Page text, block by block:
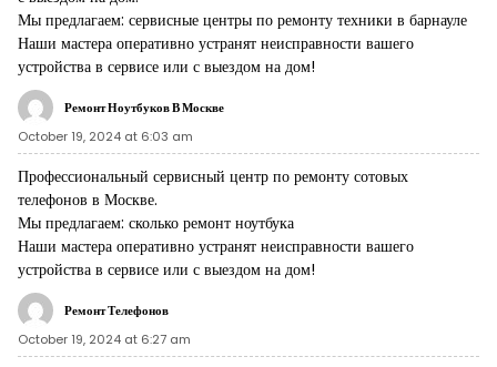
Мы предлагаем: сервисные центры по ремонту техники в барнауле
Наши мастера оперативно устранят неисправности вашего
устройства в сервисе или с выездом на дом!
Ремонт Ноутбуков В Москве
October 19, 2024 at 6:03 am
Профессиональный сервисный центр по ремонту сотовых
телефонов в Москве.
Мы предлагаем: сколько ремонт ноутбука
Наши мастера оперативно устранят неисправности вашего
устройства в сервисе или с выездом на дом!
Ремонт Телефонов
October 19, 2024 at 6:27 am